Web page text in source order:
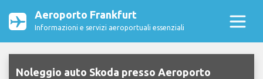
Aeroporto Frankfurt
Informazioni e servizi aeroportuali essenziali
Noleggio auto Skoda presso Aeroporto